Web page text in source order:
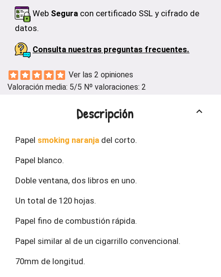
Web Segura con certificado SSL y cifrado de
datos.
Consulta nuestras preguntas frecuentes.
Ver las 2 opiniones
Valoración media: 5/5 Nº valoraciones: 2
Descripción keyboard_arrow_up
Papel smoking naranja del corto.
Papel blanco.
Doble ventana, dos libros en uno.
Un total de 120 hojas.
Papel fino de combustión rápida.
Papel similar al de un cigarrillo convencional.
70mm de longitud.